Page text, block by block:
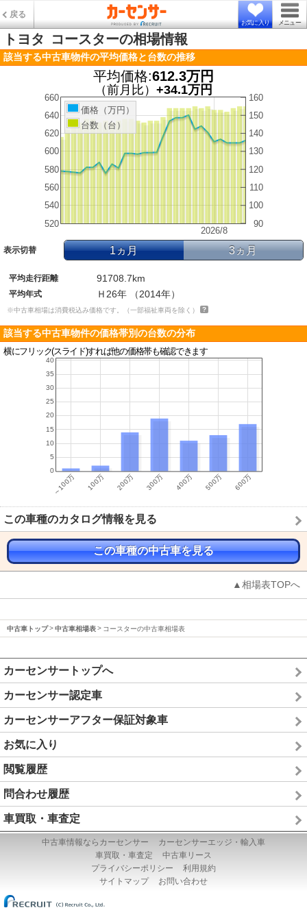
戻る
お気に入り メニュー
トヨタ コースターの相場情報
該当する中古車物件の平均価格と台数の推移
平均価格:612.3万円
（前月比） +34.1万円
2026/8
520
540
560
580
600
620
640
660
90
100
110
120
130
140
150
160
価格（万円）
台数（台）
表示切替 1ヵ月 3ヵ月
平均走行距離 91708.7km
平均年式 Ｈ26年 （2014年）
※中古車相場は消費税込み価格です。（一部福祉車両を除く）
該当する中古車物件の価格帯別の台数の分布
横にフリック(スライド)すれば他の価格帯も確認できます
この車種のカタログ情報を見る
この車種の中古車を見る
▲相場表TOPへ
中古車トップ 中古車相場表 コースターの中古車相場表
カーセンサートップへ
カーセンサー認定車
カーセンサーアフター保証対象車
お気に入り
閲覧履歴
問合わせ履歴
車買取・車査定
中古車情報ならカーセンサー
カーセンサーエッジ・輸入車
車買取・車査定
中古車リース
プライバシーポリシー
利用規約
サイトマップ
お問い合わせ